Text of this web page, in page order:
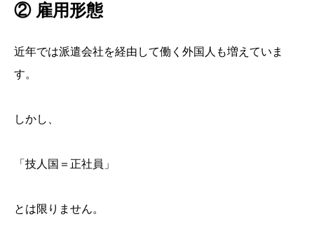
② 雇用形態
近年では派遣会社を経由して働く外国人も増えていま
す。
しかし、
「技人国＝正社員」
とは限りません。